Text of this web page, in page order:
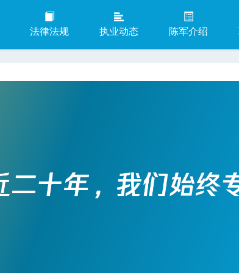
法律法规 执业动态 陈军介绍